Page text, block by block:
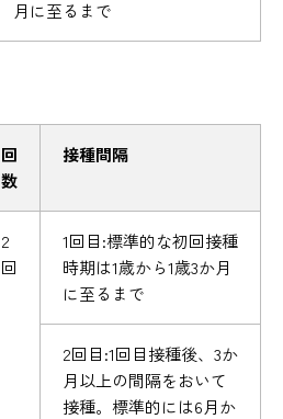
月に至るまで
回
数
接種間隔
2
回
1回目:標準的な初回接種
時期は1歳から1歳3か月
に至るまで
2回目:1回目接種後、3か
月以上の間隔をおいて
接種。標準的には6月か